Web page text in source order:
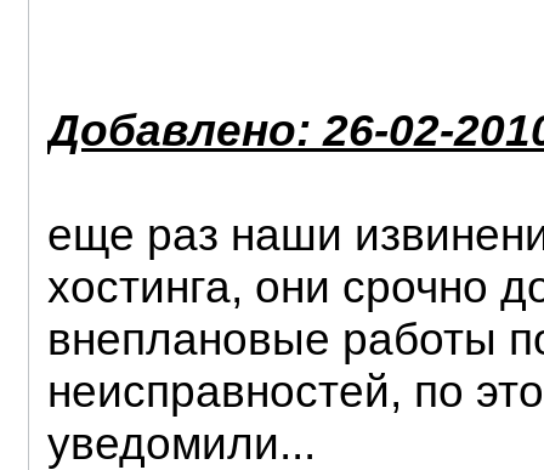
Добавлено: 26-02-
еще раз наши
хостинга, они срочно
внеплановые работы
неисправностей, по
уведомили...